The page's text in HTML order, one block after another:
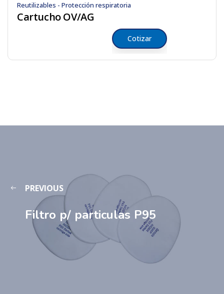
Reutilizables - Protección respiratoria
Cartucho OV/AG
Cotizar
PREVIOUS
Filtro p/ particulas P95